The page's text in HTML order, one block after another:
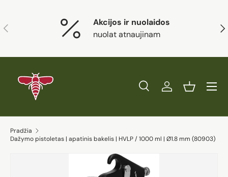
Ankstesnis
Akcijos ir nuolaidos
nuolat atnaujinam
Ieškoti
Prekės tipas
PaieškaPrisijungtiKrepšelis
Pradžia
Dažymo pistoletas | apatinis bakelis | HVLP / 1000 ml | Ø1.8 mm (80903)
Eiti į prekės informaciją